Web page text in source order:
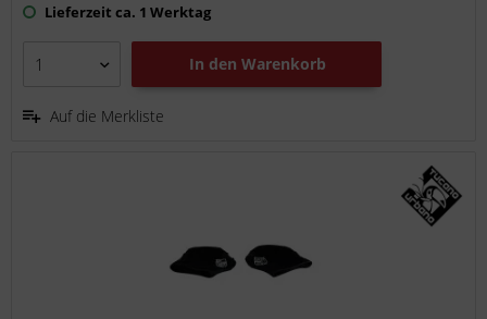
Lieferzeit ca. 1 Werktag
In den Warenkorb
Auf die Merkliste